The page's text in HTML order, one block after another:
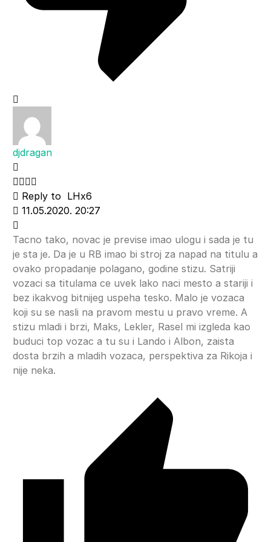
djdragan
Reply to LHx6
11.05.2020. 20:27
Tacno tako, novac je previse imao ulogu i sada je tu
je sta je. Da je u RB imao bi stroj za napad na titulu a
ovako propadanje polagano, godine stizu. Satriji
vozaci sa titulama ce uvek lako naci mesto a stariji i
bez ikakvog bitnijeg uspeha tesko. Malo je vozaca
koji su se nasli na pravom mestu u pravo vreme. A
stizu mladi i brzi, Maks, Lekler, Rasel mi izgleda kao
buduci top vozac a tu su i Lando i Albon, zaista
dosta brzih a mladih vozaca, perspektiva za Rikoja i
nije neka.